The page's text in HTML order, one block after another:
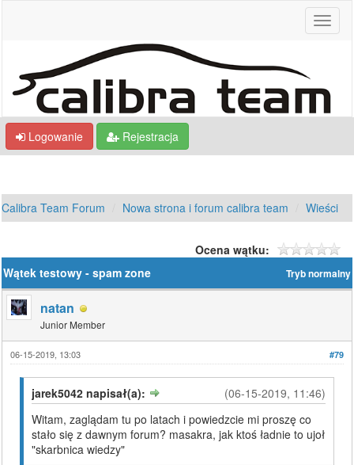
Logowanie Rejestracja
Calibra Team Forum Nowa strona i forum calibra team Wieści
Ocena wątku:
Tryb normalny
Wątek testowy - spam zone
natan
Junior Member
#79
06-15-2019, 13:03
(06-15-2019, 11:46)
jarek5042 napisał(a):
Witam, zaglądam tu po latach i powiedzcie mi proszę co
stało się z dawnym forum? masakra, jak ktoś ładnie to ujoł
"skarbnica wiedzy"